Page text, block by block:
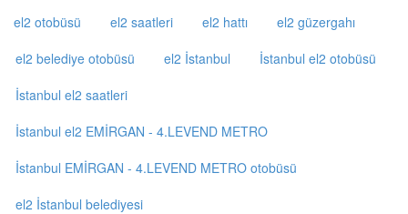
el2 otobüsü el2 saatleri el2 hattı
el2 güzergahı
el2 belediye otobüsü
el2 İstanbul
İstanbul el2 otobüsü
İstanbul el2 saatleri
İstanbul el2 EMİRGAN - 4.LEVEND METRO
İstanbul EMİRGAN - 4.LEVEND METRO otobüsü
el2 İstanbul belediyesi